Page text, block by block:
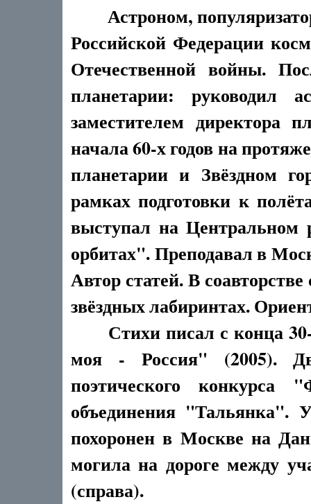
Астроном,
Российской Федерации
Отечественной войны.
планетарии: руководил
заместителем директора
начала 60-х годов на
планетарии и Звёздном
рамках подготовки к
выступал на Центральном
орбитах". Преподавал в
Автор статей. В
звёздных лабиринтах.
Стихи писал с конца 30-
моя - Россия" (2005).
поэтического конкурса
объединения "Тальянка".
похоронен в Москве на
могила на дороге между
(справа).